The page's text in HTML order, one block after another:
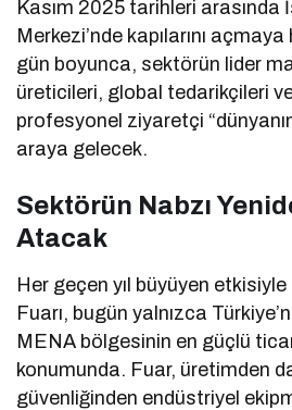
Kasım 2025 tarihleri arasında
Merkezi’nde kapılarını
gün boyunca, sektörün lider
üreticileri, global tedarikçileri
profesyonel ziyaretçi
araya gelecek.
Sektörün Nabzı
Atacak
Her geçen yıl büyüyen
Fuarı, bugün yalnızca
MENA bölgesinin en güçlü
konumunda. Fuar, üretimden
güvenliğinden endüstriyel